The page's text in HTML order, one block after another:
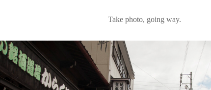
Take photo, going way.